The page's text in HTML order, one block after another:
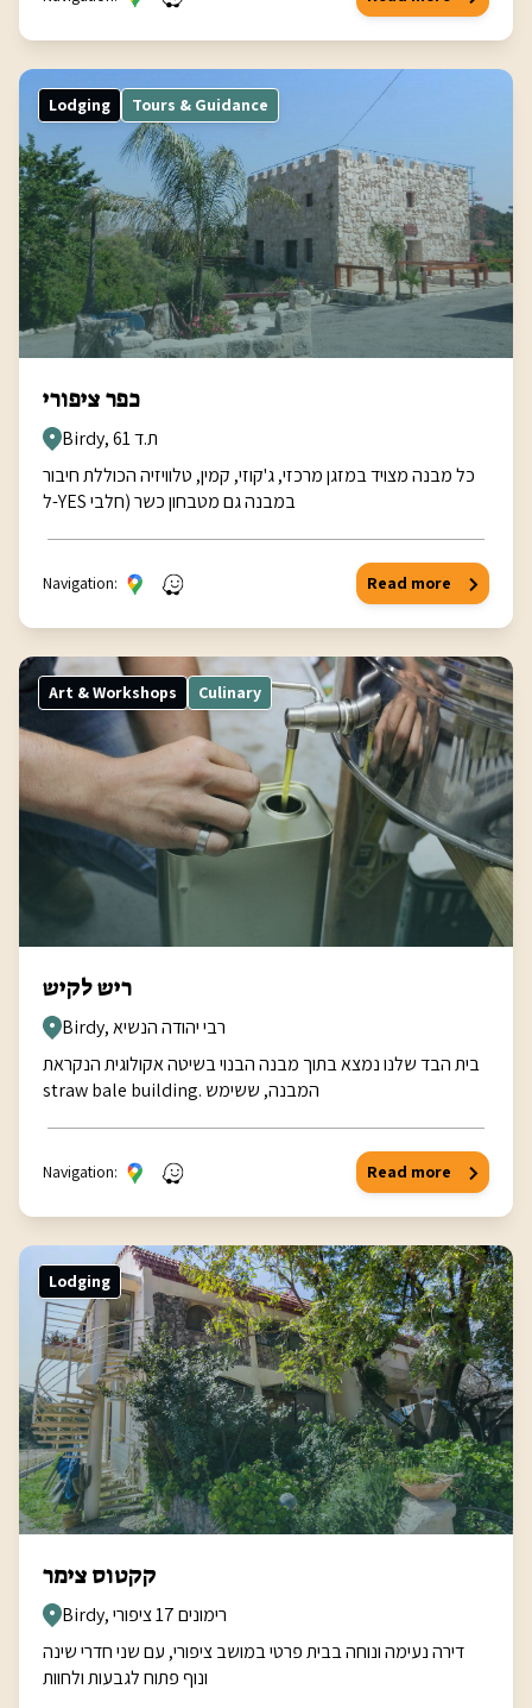
Lodging Tours & Guidance
כפר ציפורי
Birdy, ת.ד 61
כל מבנה מצויד במזגן מרכזי, ג'קוזי, קמין, טלוויזיה הכוללת חיבור
ל-YES במבנה גם מטבחון כשר (חלבי
Navigation: Read more
Art & Workshops Culinary
ריש לקיש
Birdy, רבי יהודה הנשיא
בית הבד שלנו נמצא בתוך מבנה הבנוי בשיטה אקולוגית הנקראת
straw bale building. המבנה, ששימש
Navigation: Read more
Lodging
קקטוס צימר
Birdy, רימונים 17 ציפורי
דירה נעימה ונוחה בבית פרטי במושב ציפורי, עם שני חדרי שינה
ונוף פתוח לגבעות ולחוות